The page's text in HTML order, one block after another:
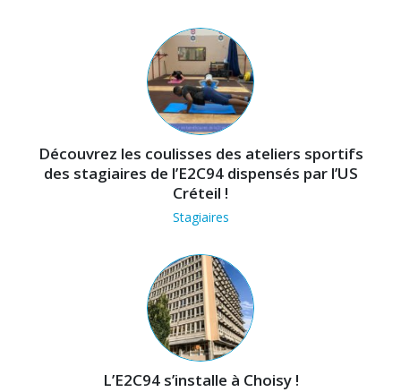
Découvrez les coulisses des ateliers sportifs
des stagiaires de l’E2C94 dispensés par l’US
Créteil !
Stagiaires
L’E2C94 s’installe à Choisy !